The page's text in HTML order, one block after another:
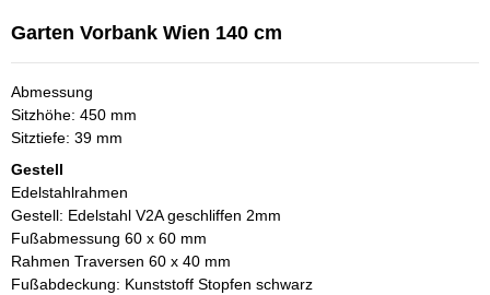
Garten Vorbank Wien 140 cm
Abmessung
Sitzhöhe: 450 mm
Sitztiefe: 39 mm
Gestell
Edelstahlrahmen
Gestell: Edelstahl V2A geschliffen 2mm
Fußabmessung 60 x 60 mm
Rahmen Traversen 60 x 40 mm
Fußabdeckung: Kunststoff Stopfen schwarz